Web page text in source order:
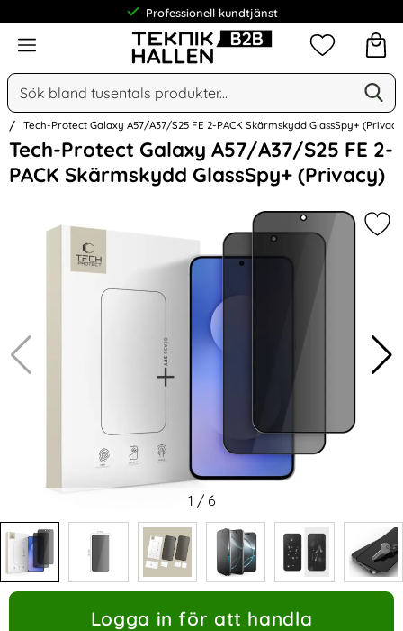
Professionell kundtjänst
Meny
Sök
Sök på Narse Group AB
Mina
Tech-Protect Galaxy A57/A37/S25 FE 2-PACK Skärmskydd GlassSpy+
Tech-Protect Galaxy A57/A37/S25 FE 2-
PACK Skärmskydd GlassSpy+ (Privacy)
Hoppa
över
Bilder
1 / 6
Logga in för att handla